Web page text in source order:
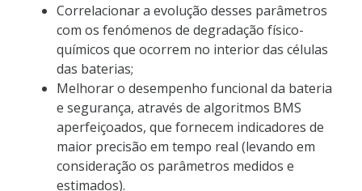
Correlacionar a evolução desses parâmetros
com os fenómenos de degradação físico-
químicos que ocorrem no interior das células
das baterias;
Melhorar o desempenho funcional da bateria
e segurança, através de algoritmos BMS
aperfeiçoados, que fornecem indicadores de
maior precisão em tempo real (levando em
consideração os parâmetros medidos e
estimados).